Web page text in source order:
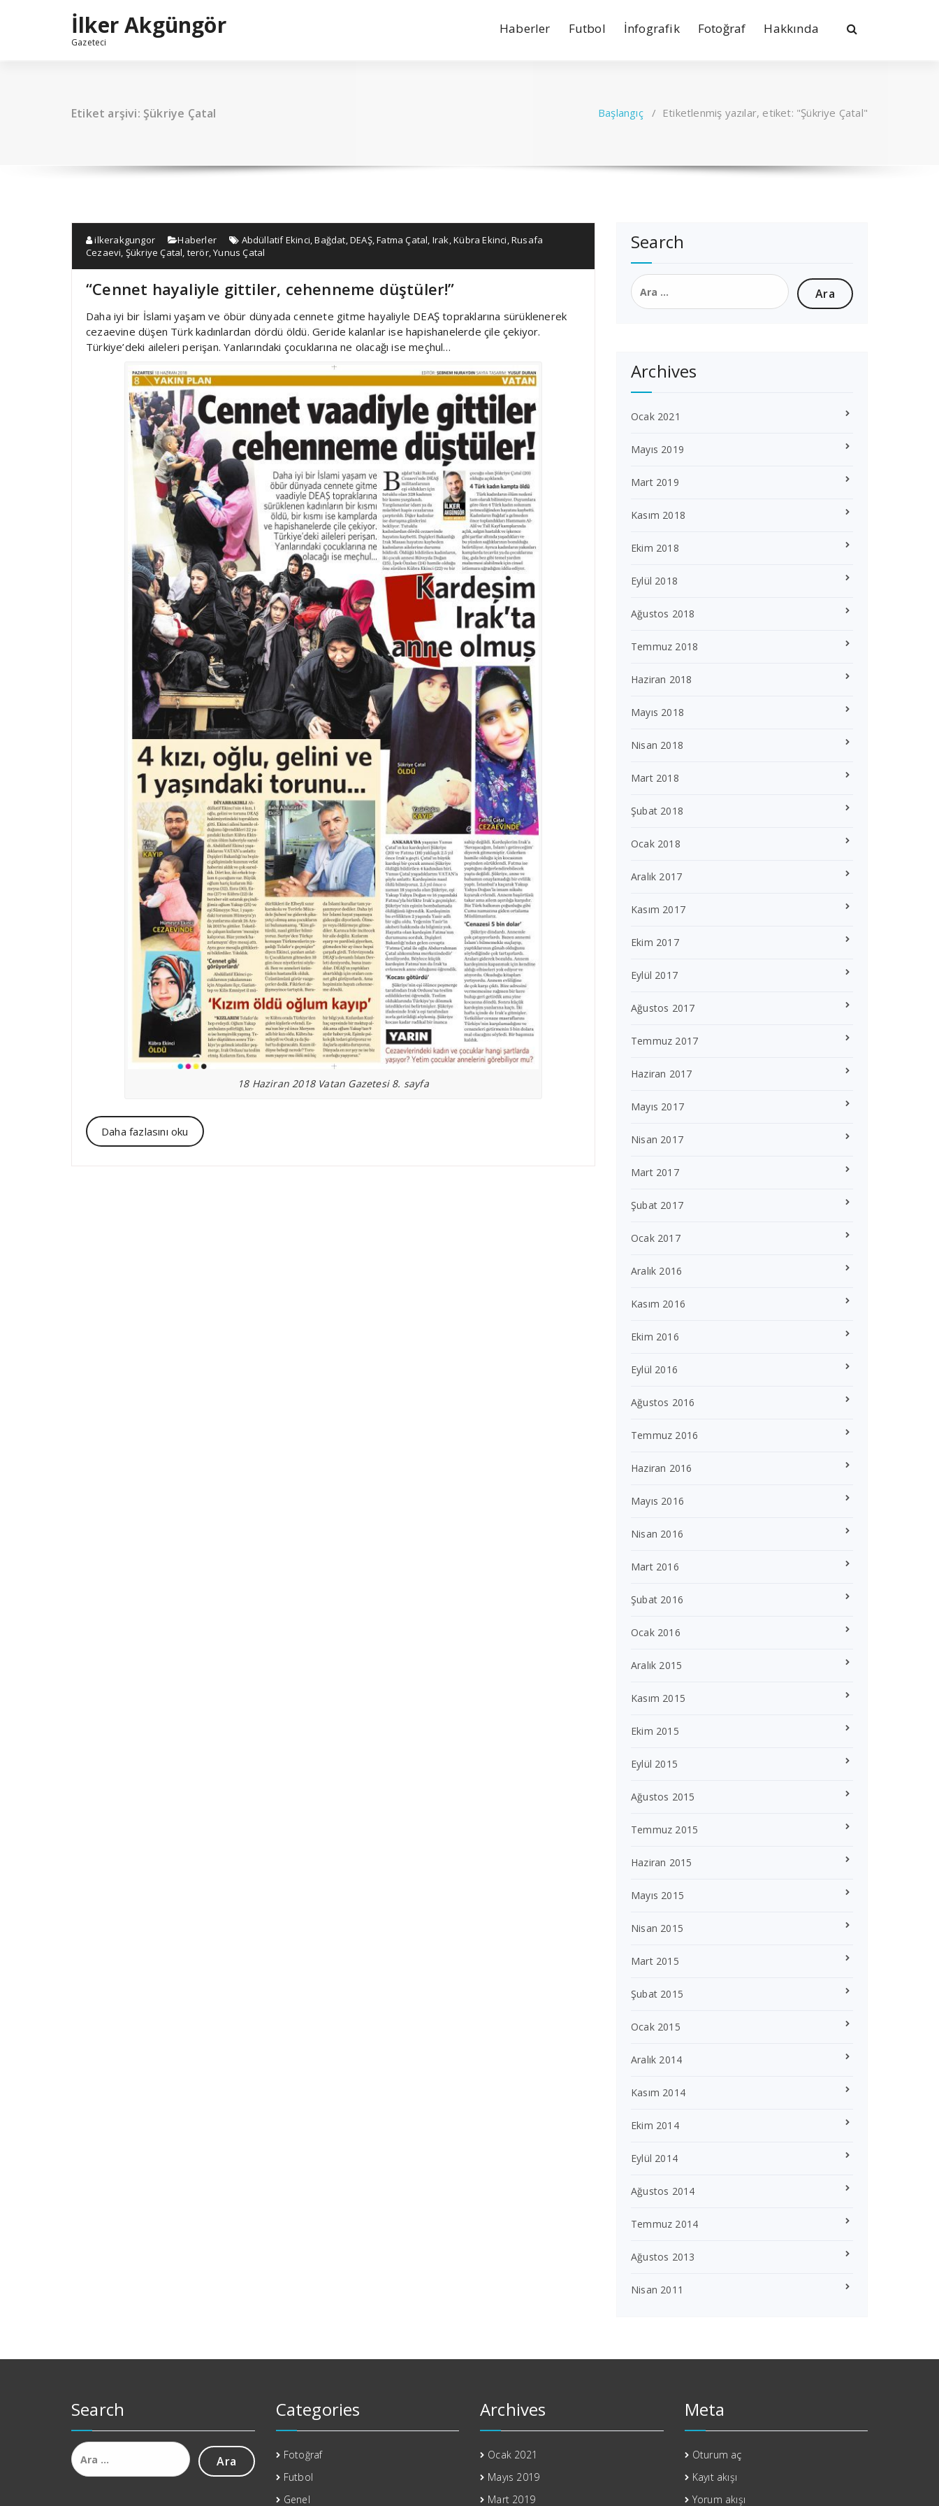
İlker Akgüngör
Gazeteci
Haberler Futbol İnfografik Fotoğraf Hakkında
Etiket arşivi: Şükriye Çatal Başlangıç/ Etiketlenmiş yazılar, etiket: "Şükriye Çatal"
ilkerakgungor Haberler Abdüllatif Ekinci,Bağdat,DEAŞ,Fatma Çatal, Irak,Kübra Ekinci,Rusafa
Cezaevi, Şükriye Çatal, terör,Yunus Çatal
“Cennet hayaliyle gittiler, cehenneme düştüler!”
Daha iyi bir İslami yaşam ve öbür dünyada cennete gitme hayaliyle DEAŞ topraklarına sürüklenerek
cezaevine düşen Türk kadınlardan dördü öldü. Geride kalanlar ise hapishanelerde çile çekiyor.
Türkiye’deki aileleri perişan. Yanlarındaki çocuklarına ne olacağı ise meçhul…
18 Haziran 2018 Vatan Gazetesi 8. sayfa
Daha fazlasını oku
Search
Arama:
Archives
Ocak 2021
Mayıs 2019
Mart 2019
Kasım 2018
Ekim 2018
Eylül 2018
Ağustos 2018
Temmuz 2018
Haziran 2018
Mayıs 2018
Nisan 2018
Mart 2018
Şubat 2018
Ocak 2018
Aralık 2017
Kasım 2017
Ekim 2017
Eylül 2017
Ağustos 2017
Temmuz 2017
Haziran 2017
Mayıs 2017
Nisan 2017
Mart 2017
Şubat 2017
Ocak 2017
Aralık 2016
Kasım 2016
Ekim 2016
Eylül 2016
Ağustos 2016
Temmuz 2016
Haziran 2016
Mayıs 2016
Nisan 2016
Mart 2016
Şubat 2016
Ocak 2016
Aralık 2015
Kasım 2015
Ekim 2015
Eylül 2015
Ağustos 2015
Temmuz 2015
Haziran 2015
Mayıs 2015
Nisan 2015
Mart 2015
Şubat 2015
Ocak 2015
Aralık 2014
Kasım 2014
Ekim 2014
Eylül 2014
Ağustos 2014
Temmuz 2014
Ağustos 2013
Nisan 2011
Search
Arama:
Categories
Fotoğraf
Futbol
Genel
Archives
Ocak 2021
Mayıs 2019
Mart 2019
Meta
Oturum aç
Kayıt akışı
Yorum akışı